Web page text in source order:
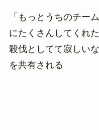
「もっとうちのチー
にたくさんしてくれ
殺伐としてて寂しい
を共有される